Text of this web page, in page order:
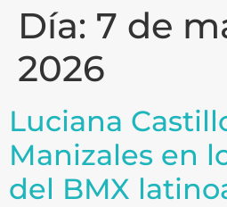
Día: 7 de
2026
Luciana
Manizales en
del BMX